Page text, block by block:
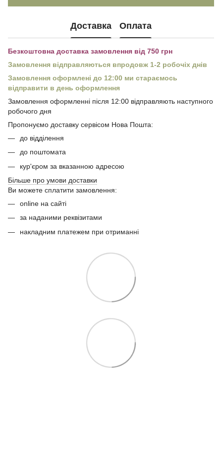
Доставка Оплата
Безкоштовна доставка замовлення від 750 грн
Замовлення відправляються впродовж 1-2 робочіх днів
Замовлення оформлені до 12:00 ми стараємось
відправити в день оформлення
Замовлення оформленні після 12:00 відправляють наступного
робочого дня
Пропонуємо доставку сервісом Нова Пошта:
до відділення
до поштомата
кур'єром за вказанною адресою
Більше про умови доставки
Ви можете сплатити замовлення:
online на сайті
за наданими реквізитами
накладним платежем при отриманні